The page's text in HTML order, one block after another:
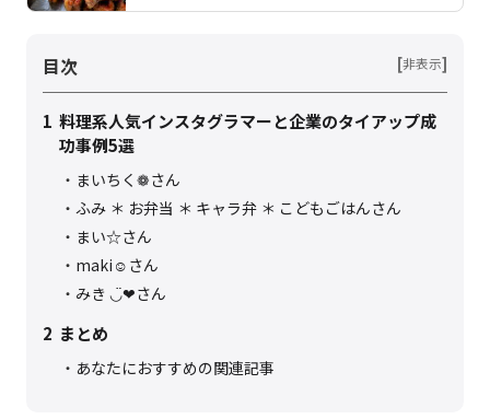
目次 [非表示]
1 料理系人気インスタグラマーと企業のタイアップ成
功事例5選
まいちく❁さん
ふみ ＊ お弁当 ＊ キャラ弁 ＊ こどもごはんさん
まい☆さん
maki☺︎さん
みき ◡̈❤︎さん
2 まとめ
あなたにおすすめの関連記事